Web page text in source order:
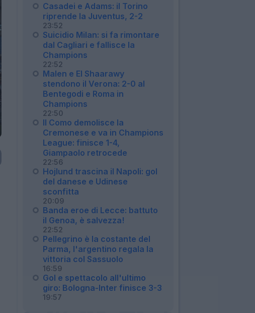
Casadei e Adams: il Torino
riprende la Juventus, 2-2
23:52
Suicidio Milan: si fa rimontare
dal Cagliari e fallisce la
Champions
22:52
Malen e El Shaarawy
stendono il Verona: 2-0 al
Bentegodi e Roma in
Champions
22:50
Il Como demolisce la
Cremonese e va in Champions
League: finisce 1-4,
Giampaolo retrocede
22:56
Hojlund trascina il Napoli: gol
del danese e Udinese
sconfitta
20:09
Banda eroe di Lecce: battuto
il Genoa, è salvezza!
22:52
Pellegrino è la costante del
Parma, l'argentino regala la
vittoria col Sassuolo
16:59
Gol e spettacolo all'ultimo
giro: Bologna-Inter finisce 3-3
19:57